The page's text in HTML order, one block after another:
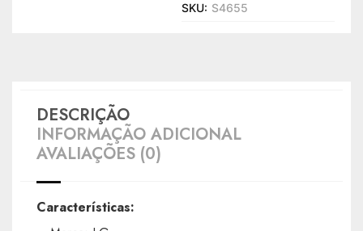
SKU: S4655
DESCRIÇÃO
INFORMAÇÃO ADICIONAL
AVALIAÇÕES (0)
Características: